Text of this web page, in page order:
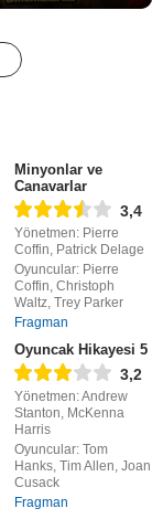
Minyonlar ve
Canavarlar
3,4
Yönetmen: Pierre
Coffin, Patrick Delage
Oyuncular: Pierre
Coffin, Christoph
Waltz, Trey Parker
Fragman
Oyuncak Hikayesi 5
3,2
Yönetmen: Andrew
Stanton, McKenna
Harris
Oyuncular: Tom
Hanks, Tim Allen, Joan
Cusack
Fragman